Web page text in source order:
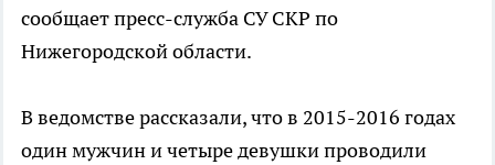
сообщает пресс-служба СУ СКР по
Нижегородской области.
В ведомстве рассказали, что в 2015-2016 годах
один мужчин и четыре девушки проводили